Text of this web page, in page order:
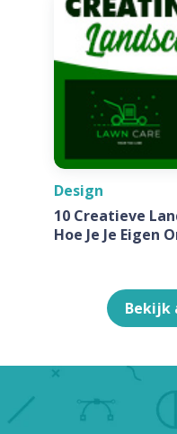
Design
10 Creatieve
Hoe Je Je Eigen
Bekijk